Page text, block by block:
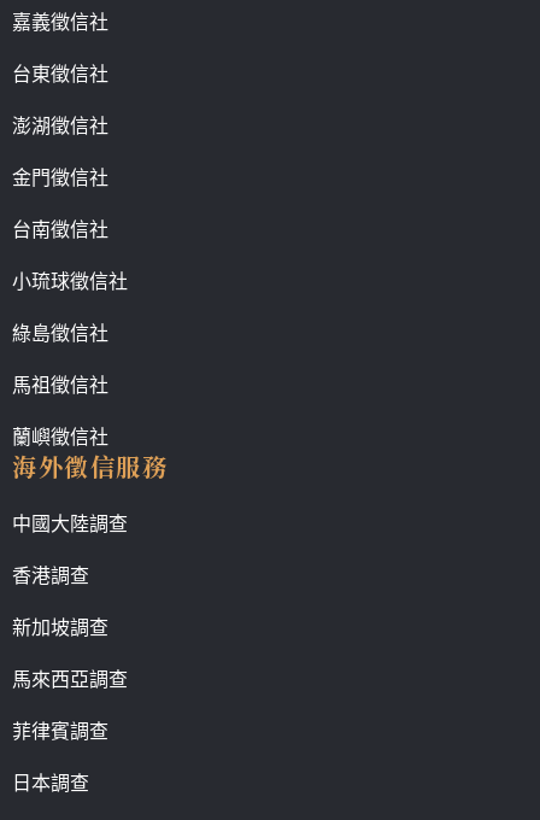
嘉義徵信社
台東徵信社
澎湖徵信社
金門徵信社
台南徵信社
小琉球徵信社
綠島徵信社
馬祖徵信社
蘭嶼徵信社
海外徵信服務
中國大陸調查
香港調查
新加坡調查
馬來西亞調查
菲律賓調查
日本調查